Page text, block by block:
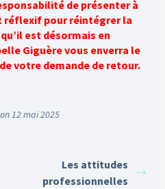
de présenter à
réflexif pour réintégrer la
est désormais en
Giguère vous enverra le
votre demande de retour.
12 mai 2025
Les attitudes
professionnelles